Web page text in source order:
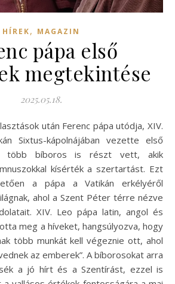
HÍREK, MAGAZIN
pápa első
megtekintése
2025.05.18.
Sixtus-kápolnájában vezette első
több bíboros is részt vett, akik
kísérték a szertartást. Ezt
a pápa a Vatikán erkélyéről
ahol a Szent Péter térre nézve
XIV. Leo pápa latin, angol és
meg a híveket, hangsúlyozva, hogy
több munkát kell végeznie ott, ahol
az emberek”. A bíborosokat arra
a jó hírt és a Szentírást, ezzel is